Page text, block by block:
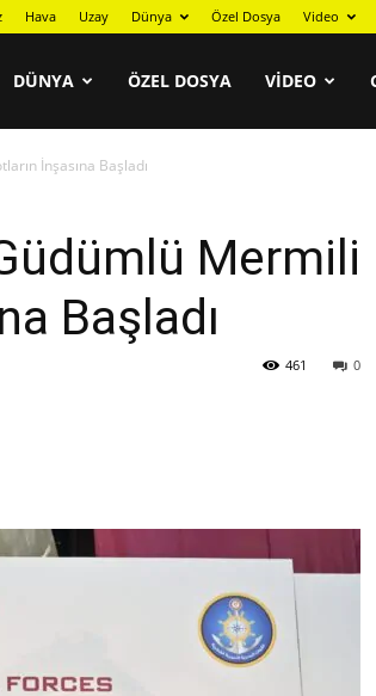
Hava Uzay Dünya Özel Dosya Video
DÜNYA ÖZEL DOSYA VIDEO
İnşasına Başladı
Mermili
Başladı
0
461